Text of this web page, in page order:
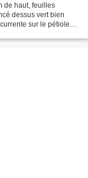
de haut, feuilles
dessus vert bien
sur le pétiole